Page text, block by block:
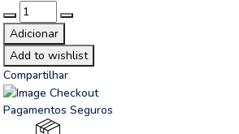
Quantidade
de
Anel
Mastigável
Adicionar
Add to wishlist
Compartilhar
Pagamentos Seguros